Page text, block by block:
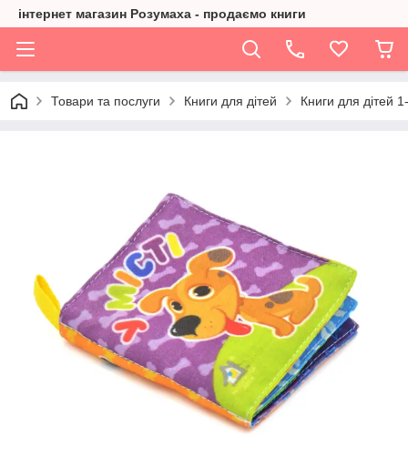
інтернет магазин Розумаха - продаємо книги
Товари та послуги Книги для дітей Книги для дітей